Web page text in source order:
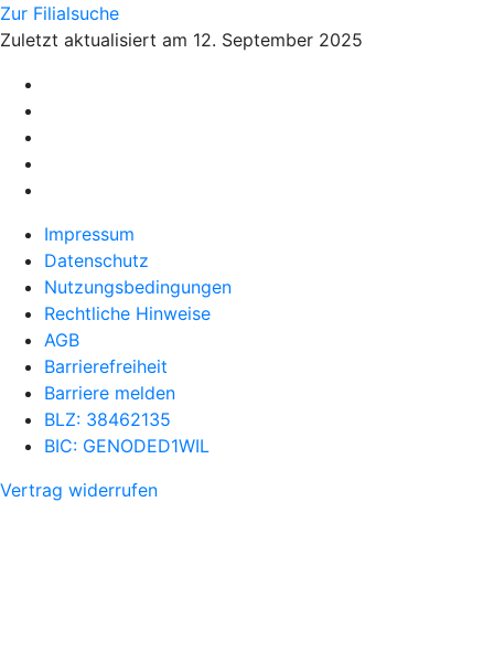
Zur Filialsuche
Zuletzt aktualisiert am 12. September 2025
Impressum
Datenschutz
Nutzungsbedingungen
Rechtliche Hinweise
AGB
Barrierefreiheit
Barriere melden
BLZ: 38462135
BIC: GENODED1WIL
Vertrag widerrufen